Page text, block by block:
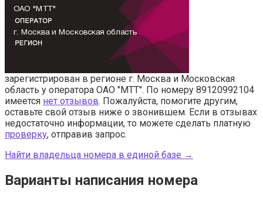
зарегистрирован в регионе г. Москва и Московская
область у оператора ОАО "МТТ". По номеру 89120992104
имеется нет отзывов. Пожалуйста, помогите другим,
оставьте свой отзыв ниже о звонившем. Если в отзывах
недостаточно информации, то можете сделать платную
проверку, отправив запрос.
Найти владельца номера в единой базе →
Варианты написания номера